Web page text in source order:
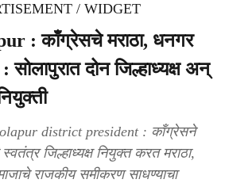
/ WIDGET
: काँग्रेसचे मराठा, धनगर
सोलापुरात दोन जिल्हाध्यक्ष अन्‌
district president : काँग्रेसने
जिल्हाध्यक्ष नियुक्त करत मराठा,
राजकीय समीकरण साधण्याचा